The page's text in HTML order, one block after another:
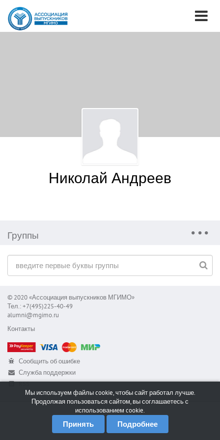
Николай Андреев
Группы
© 2020 «Ассоциация выпускников МГИМО»
Тел.: +7(495)225-40-49
alumni@mgimo.ru
Контакты
Сообщить об ошибке
Служба поддержки
RSS
Мы используем файлы cookie, чтобы сайт работал лучше.
Продолжая пользоваться сайтом, вы соглашаетесь с
использованием cookie.
Принять Подробнее